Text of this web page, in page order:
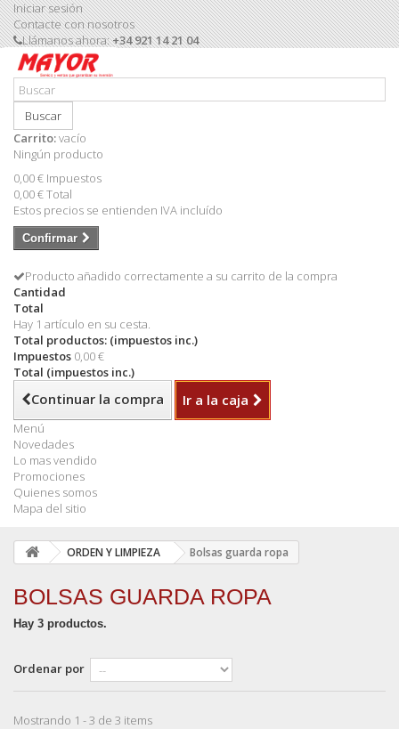
Iniciar sesión
Contacte con nosotros
Llámanos ahora:+34 921 14 21 04
Buscar
Carrito:vacío
Ningún producto
0,00 € Impuestos
0,00 €Total
Estos precios se entienden IVA incluído
Confirmar
Producto añadido correctamente a su carrito de la compra
Cantidad
Total
Hay 1 artículo en su cesta.
Total productos: (impuestos inc.)
Impuestos 0,00 €
Total (impuestos inc.)
Continuar la compra Ir a la caja
Menú
Novedades
Lo mas vendido
Promociones
Quienes somos
Mapa del sitio
ORDEN Y LIMPIEZA Bolsas guarda ropa
BOLSAS GUARDA ROPA
Hay 3 productos.
Ordenar por
Mostrando 1 - 3 de 3 items